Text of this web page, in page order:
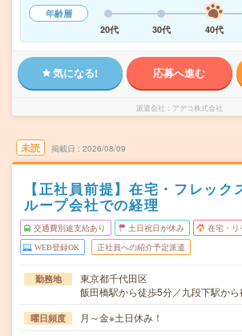
年齢層
20代
30代 40代
気になる! 応募へ進む
派遣会社 アデコ株式会社
未読 掲載日 2026/08/09
【正社員前提】在宅・フレック
ループ会社での経理
交通費別途支給あり 土日祝日が休み 在宅・リ
WEB登録OK 正社員への紹介予定派遣
勤務地
東京都千代田区
飯田橋駅から徒歩5分／九段下駅か
曜日頻度 月～金※土日休み！